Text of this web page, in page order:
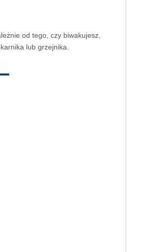
od tego, czy biwakujesz,
lub grzejnika.